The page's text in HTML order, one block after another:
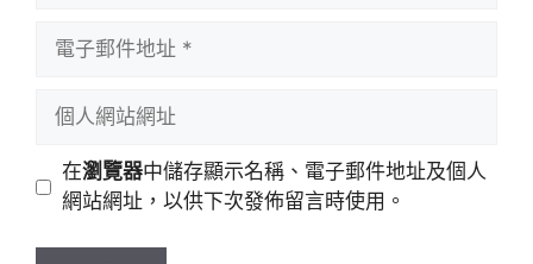
址
站
址
在瀏覽器中儲存顯示名稱、電子郵件地址及個人
網站網址，以供下次發佈留言時使用。